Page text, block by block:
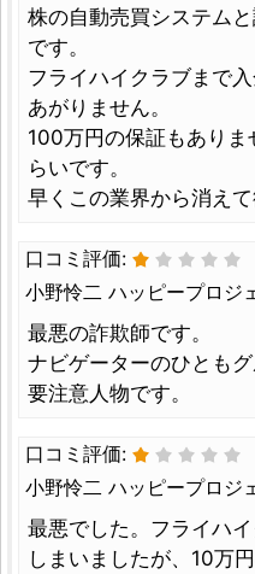
株の自動売買システム
です。
フライハイクラブまで
あがりません。
100万円の保証もありま
らいです。
早くこの業界から消えて
口コミ評価:
小野怜二 ハッピープロジ
最悪の詐欺師です。
ナビゲーターのひともグ
要注意人物です。
口コミ評価:
小野怜二 ハッピープロジ
最悪でした。フライハ
しまいましたが、10万